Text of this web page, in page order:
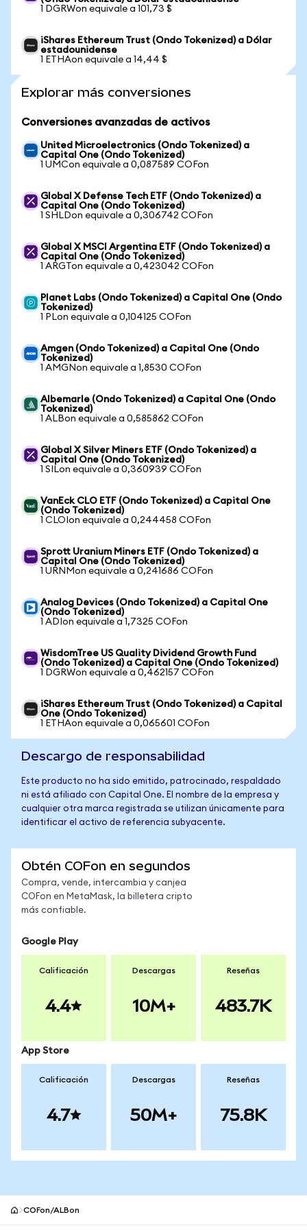
1 DGRWon equivale a 101,73 $
iShares Ethereum Trust (Ondo Tokenized) a Dólar
estadounidense
1 ETHAon equivale a 14,44 $
Explorar más conversiones
Conversiones avanzadas de activos
United Microelectronics (Ondo Tokenized) a
Capital One (Ondo Tokenized)
1 UMCon equivale a 0,087589 COFon
Global X Defense Tech ETF (Ondo Tokenized) a
Capital One (Ondo Tokenized)
1 SHLDon equivale a 0,306742 COFon
Global X MSCI Argentina ETF (Ondo Tokenized) a
Capital One (Ondo Tokenized)
1 ARGTon equivale a 0,423042 COFon
Planet Labs (Ondo Tokenized) a Capital One (Ondo
Tokenized)
1 PLon equivale a 0,104125 COFon
Amgen (Ondo Tokenized) a Capital One (Ondo
Tokenized)
1 AMGNon equivale a 1,8530 COFon
Albemarle (Ondo Tokenized) a Capital One (Ondo
Tokenized)
1 ALBon equivale a 0,585862 COFon
Global X Silver Miners ETF (Ondo Tokenized) a
Capital One (Ondo Tokenized)
1 SILon equivale a 0,360939 COFon
VanEck CLO ETF (Ondo Tokenized) a Capital One
(Ondo Tokenized)
1 CLOIon equivale a 0,244458 COFon
Sprott Uranium Miners ETF (Ondo Tokenized) a
Capital One (Ondo Tokenized)
1 URNMon equivale a 0,241686 COFon
Analog Devices (Ondo Tokenized) a Capital One
(Ondo Tokenized)
1 ADIon equivale a 1,7325 COFon
WisdomTree US Quality Dividend Growth Fund
(Ondo Tokenized) a Capital One (Ondo Tokenized)
1 DGRWon equivale a 0,462157 COFon
iShares Ethereum Trust (Ondo Tokenized) a Capital
One (Ondo Tokenized)
1 ETHAon equivale a 0,065601 COFon
Descargo de responsabilidad
Este producto no ha sido emitido, patrocinado, respaldado
ni está afiliado con Capital One. El nombre de la empresa y
cualquier otra marca registrada se utilizan únicamente para
identificar el activo de referencia subyacente.
Obtén COFon en segundos
Compra, vende, intercambia y canjea
COFon en MetaMask, la billetera cripto
más confiable.
Google Play
Calificación
4.4
Descargas
10M+
Reseñas
483.7K
App Store
Calificación
4.7
Descargas
50M+
Reseñas
75.8K
COFon/ALBon